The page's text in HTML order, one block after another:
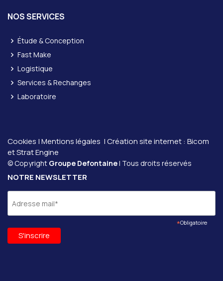
NOS SERVICES
Étude & Conception
Fast Make
Logistique
Services & Rechanges
Laboratoire
Cookies |Mentions légales | Création site internet : Bicom
etStrat Engine
© Copyright Groupe Defontaine| Tous droits réservés
NOTRE NEWSLETTER
*Obligatoire